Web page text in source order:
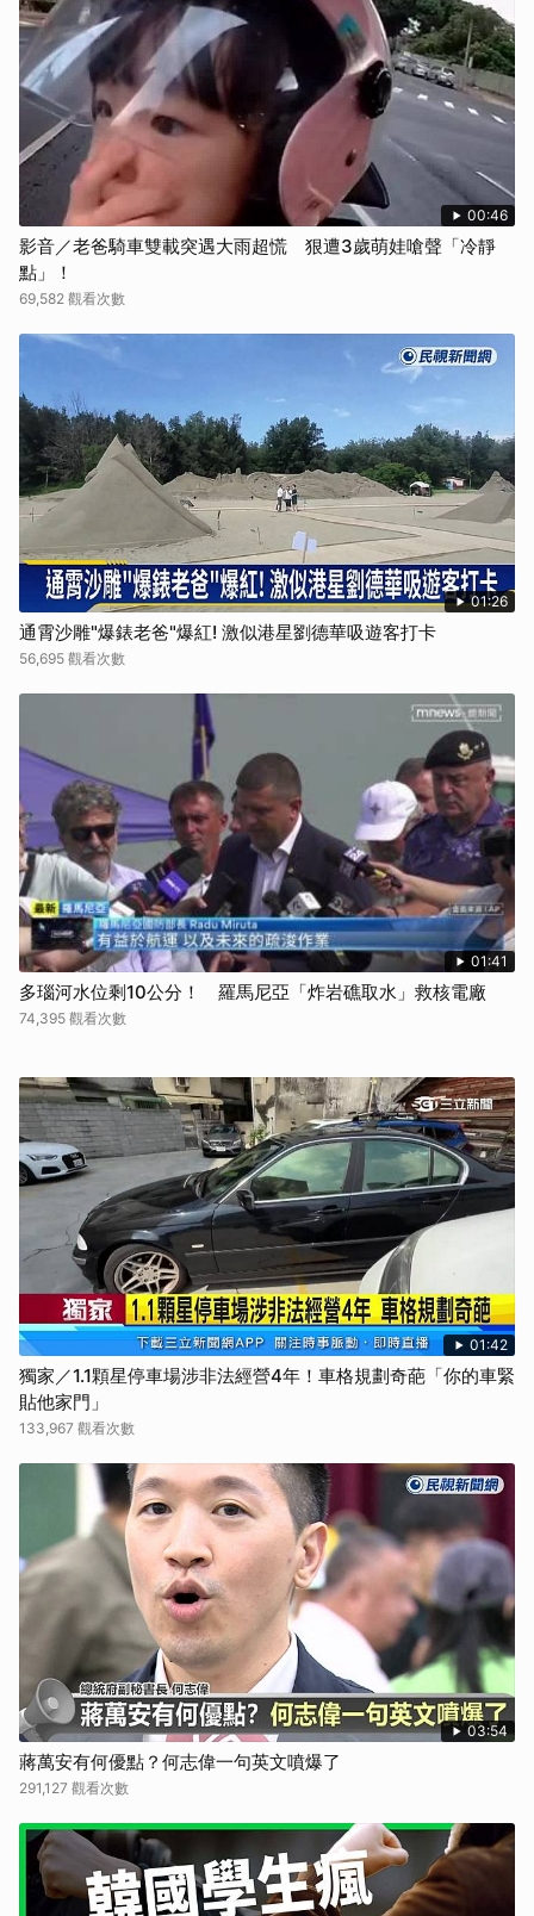
00:46
影音／老爸騎車雙載突遇大雨超慌 狠遭3歲萌娃嗆聲「冷靜
點」！
69,582 觀看次數
01:26
通霄沙雕"爆錶老爸"爆紅! 激似港星劉德華吸遊客打卡
56,695 觀看次數
01:41
多瑙河水位剩10公分！ 羅馬尼亞「炸岩礁取水」救核電廠
74,395 觀看次數
01:42
獨家／1.1顆星停車場涉非法經營4年！車格規劃奇葩「你的車緊
貼他家門」
133,967 觀看次數
03:54
蔣萬安有何優點？何志偉一句英文噴爆了
291,127 觀看次數